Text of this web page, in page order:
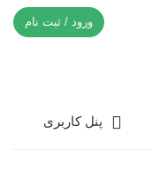
ورود / ثبت نام
پنل کاربری